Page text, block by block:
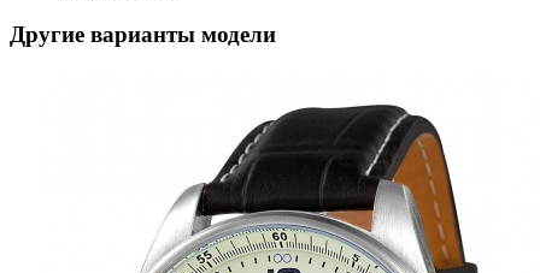
Другие варианты модели